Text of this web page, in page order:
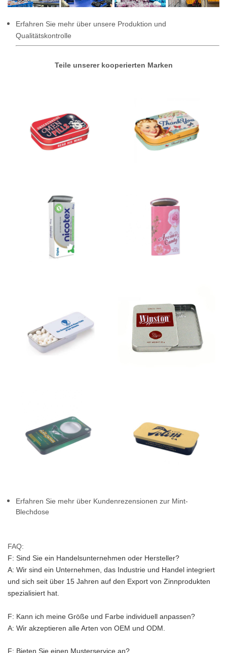
Erfahren Sie mehr über unsere Produktion und
Qualitätskontrolle
Teile unserer kooperierten Marken
Erfahren Sie mehr über Kundenrezensionen zur Mint-
Blechdose
FAQ:
F: Sind Sie ein Handelsunternehmen oder Hersteller?
A: Wir sind ein Unternehmen, das Industrie und Handel integriert
und sich seit über 15 Jahren auf den Export von Zinnprodukten
spezialisiert hat.
F: Kann ich meine Größe und Farbe individuell anpassen?
A: Wir akzeptieren alle Arten von OEM und ODM.
F: Bieten Sie einen Musterservice an?